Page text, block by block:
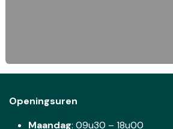
Openingsuren
Maandag: 09u30 – 18u00